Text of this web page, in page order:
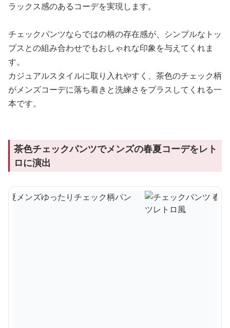
ラックス感のあるコーデを実現します。
チェックパンツならではの柄の存在感が、シンプルなトッ
プスとの組み合わせでもおしゃれな印象を与えてくれま
す。
カジュアルスタイルに取り入れやすく、茶色のチェック柄
がメンズコーデに落ち着きと洗練さをプラスしてくれる一
本です。
茶色チェックパンツでメンズの春夏コーデをレト
ロに演出